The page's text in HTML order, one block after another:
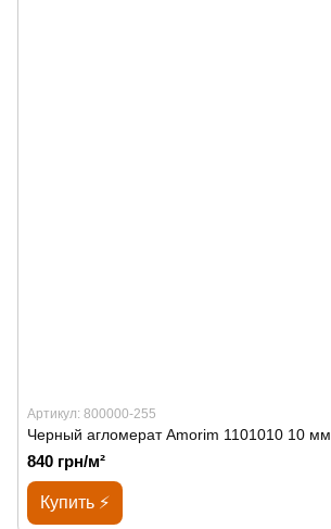
Артикул: 800000-255
Черный агломерат Amorim 1101010 10 мм
840 грн/м²
Купить ⚡